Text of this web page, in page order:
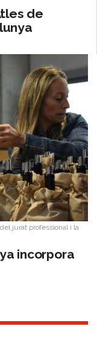
de
jurat professional i la
incorpora